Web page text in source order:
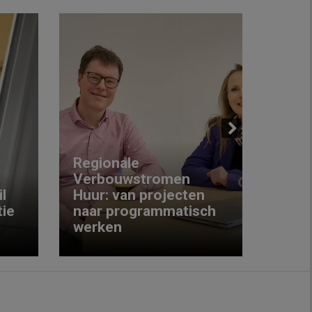
Regionale
Verbouwstromen
Huur: van projecten
naar programmatisch
werken
Next